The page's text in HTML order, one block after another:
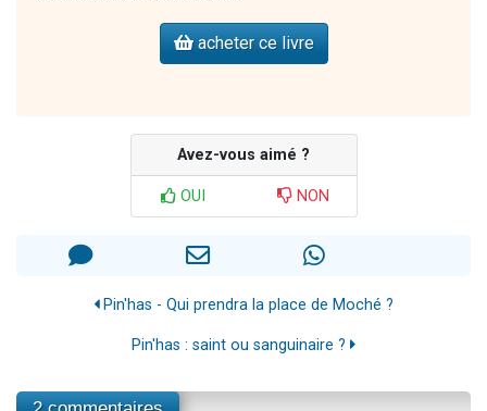
acheter ce livre
Avez-vous aimé ?
OUI NON
Pin'has - Qui prendra la place de Moché ?
Pin'has : saint ou sanguinaire ?